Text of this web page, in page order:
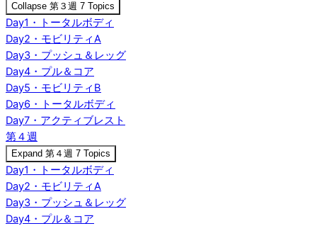
Collapse 第３週 7 Topics
Day1・トータルボディ
Day2・モビリティA
Day3・プッシュ＆レッグ
Day4・プル＆コア
Day5・モビリティB
Day6・トータルボディ
Day7・アクティブレスト
第４週
Expand 第４週 7 Topics
Day1・トータルボディ
Day2・モビリティA
Day3・プッシュ＆レッグ
Day4・プル＆コア